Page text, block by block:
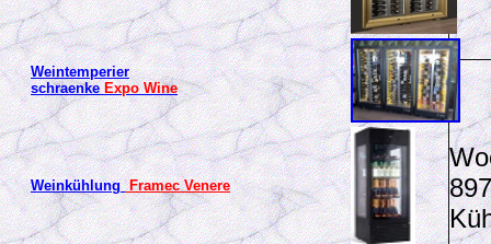
Weintemperier
schraenkeExpo Wine
WeinkühlungFramec Venere